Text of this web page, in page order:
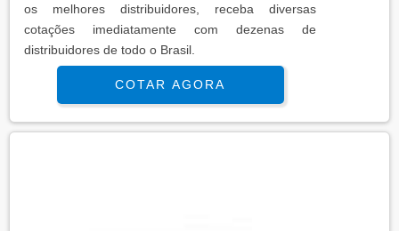
os melhores distribuidores, receba diversas
cotações imediatamente com dezenas de
distribuidores de todo o Brasil.
COTAR AGORA